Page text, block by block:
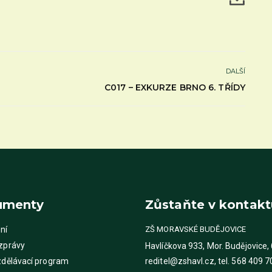
DALŠÍ
C017 – EXKURZE BRNO 6. TŘÍDY
program
Zůstaňte v
ZŠ MORAVSKÉ BUDĚJOVICE
Havlíčkova 933, Mor. Budějovice,
reditel@zshavl.cz, tel. 568 409